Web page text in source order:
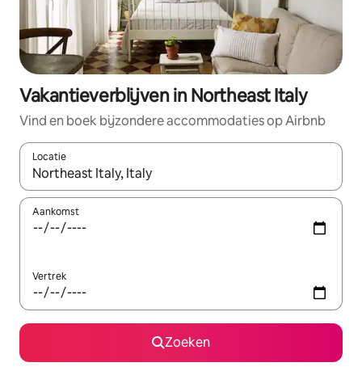
Vakantieverblijven in Northeast Italy
Vind en boek bijzondere accommodaties op Airbnb
Locatie
Wanneer er resultaten beschikbaar zijn, maak je een keuze
Aankomst
Vertrek
Zoeken